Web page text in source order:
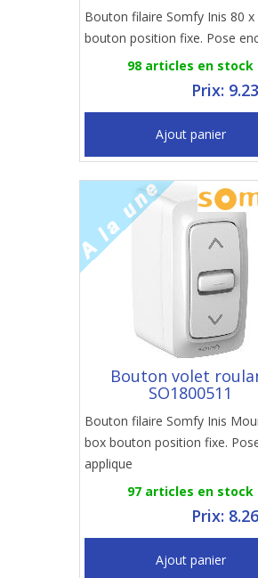
Bouton filaire Somfy Inis 80 x
bouton position fixe. Pose
98 articles en stock
Prix:
Ajout panier
Bouton volet
SO1800511
Bouton filaire Somfy Inis
box bouton position fixe.
applique
97 articles en stock
Prix:
Ajout panier